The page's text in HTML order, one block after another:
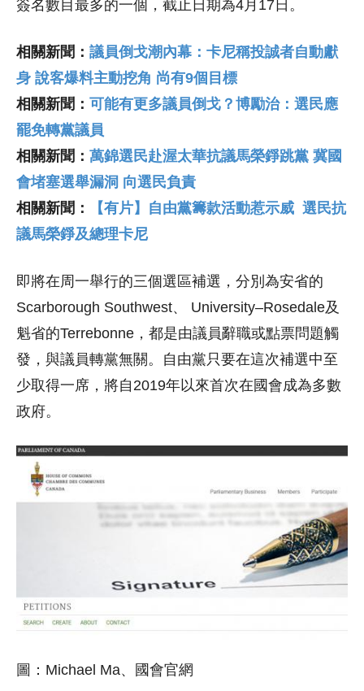
簽名數目最多的一個，截止日期為4月17日。
相關新聞： 議員倒戈潮內幕：卡尼稱投誠者自動獻
身 說客爆料主動挖角 尚有9個目標
相關新聞： 可能有更多議員倒戈？博勵治：選民應
罷免轉黨議員
相關新聞： 萬錦選民赴渥太華抗議馬榮錚跳黨 冀國
會堵塞選舉漏洞 向選民負責
相關新聞：
【有片】自由黨籌款活動惹示威 選民抗
議馬榮錚及總理卡尼
即將在周一舉行的三個選區補選，分別為安省的
Scarborough Southwest、 University–Rosedale及
魁省的Terrebonne，都是由議員辭職或點票問題觸
發，與議員轉黨無關。自由黨只要在這次補選中至
少取得一席，將自2019年以來首次在國會成為多數
政府。
圖：Michael Ma、國會官網